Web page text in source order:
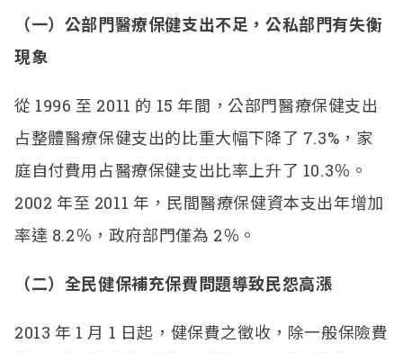
（一）公部門醫療保健支出不足，公私部門有失衡
現象
從 1996 至 2011 的 15 年間，公部門醫療保健支出
占整體醫療保健支出的比重大幅下降了 7.3%，家
庭自付費用占醫療保健支出比率上升了 10.3％。
2002 年至 2011 年，民間醫療保健資本支出年增加
率達 8.2％，政府部門僅為 2％。
（二）全民健保補充保費問題導致民怨高漲
2013 年 1 月 1 日起，健保費之徵收，除一般保險費